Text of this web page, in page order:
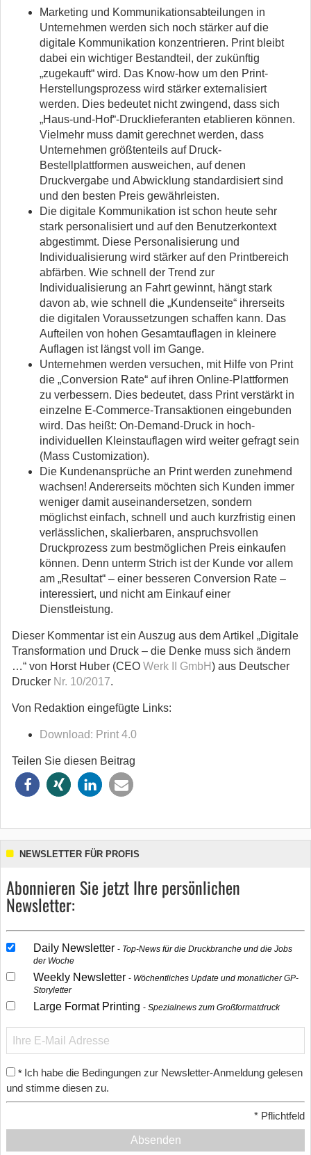
Marketing und Kommunikationsabteilungen in
Unternehmen werden sich noch stärker auf die
digitale Kommunikation konzentrieren. Print bleibt
dabei ein wichtiger Bestandteil, der zukünftig
„zugekauft“ wird. Das Know-how um den Print-
Herstellungsprozess wird stärker externalisiert
werden. Dies bedeutet nicht zwingend, dass sich
„Haus-und-Hof“-Drucklieferanten etablieren können.
Vielmehr muss damit gerechnet werden, dass
Unternehmen größtenteils auf Druck-
Bestellplattformen ausweichen, auf denen
Druckvergabe und Abwicklung standardisiert sind
und den besten Preis gewährleisten.
Die digitale Kommunikation ist schon heute sehr
stark personalisiert und auf den Benutzerkontext
abgestimmt. Diese Personalisierung und
Individualisierung wird stärker auf den Printbereich
abfärben. Wie schnell der Trend zur
Individualisierung an Fahrt gewinnt, hängt stark
davon ab, wie schnell die „Kundenseite“ ihrerseits
die digitalen Voraussetzungen schaffen kann. Das
Aufteilen von hohen Gesamtauflagen in kleinere
Auflagen ist längst voll im Gange.
Unternehmen werden versuchen, mit Hilfe von Print
die „Conversion Rate“ auf ihren Online-Plattformen
zu verbessern. Dies bedeutet, dass Print verstärkt in
einzelne E-Commerce-Transaktionen eingebunden
wird. Das heißt: On-Demand-Druck in hoch-
individuellen Kleinstauflagen wird weiter gefragt sein
(Mass Customization).
Die Kundenansprüche an Print werden zunehmend
wachsen! Andererseits möchten sich Kunden immer
weniger damit auseinandersetzen, sondern
möglichst einfach, schnell und auch kurzfristig einen
verlässlichen, skalierbaren, anspruchsvollen
Druckprozess zum bestmöglichen Preis einkaufen
können. Denn unterm Strich ist der Kunde vor allem
am „Resultat“ – einer besseren Conversion Rate –
interessiert, und nicht am Einkauf einer
Dienstleistung.
Dieser Kommentar ist ein Auszug aus dem Artikel „Digitale
Transformation und Druck – die Denke muss sich ändern
…“ von Horst Huber (CEO Werk II GmbH) aus Deutscher
Drucker Nr. 10/2017.
Von Redaktion eingefügte Links:
Download: Print 4.0
Teilen Sie diesen Beitrag
NEWSLETTER FÜR PROFIS
Abonnieren Sie jetzt Ihre persönlichen
Newsletter:
Daily Newsletter
Top-News für die Druckbranche und die Jobs
der Woche
Weekly Newsletter
Wöchentliches Update und monatlicher GP-
Storyletter
Large Format Printing Spezialnews zum Großformatdruck
* Ich habe die Bedingungen zur Newsletter-Anmeldung gelesen
und stimme diesen zu.
* Pflichtfeld
Absenden